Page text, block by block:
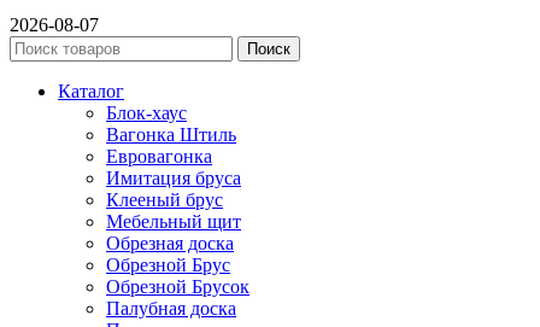
2026-08-07
Поиск
Каталог
Блок-хаус
Вагонка Штиль
Евровагонка
Имитация бруса
Клееный брус
Мебельный щит
Обрезная доска
Обрезной Брус
Обрезной Брусок
Палубная доска